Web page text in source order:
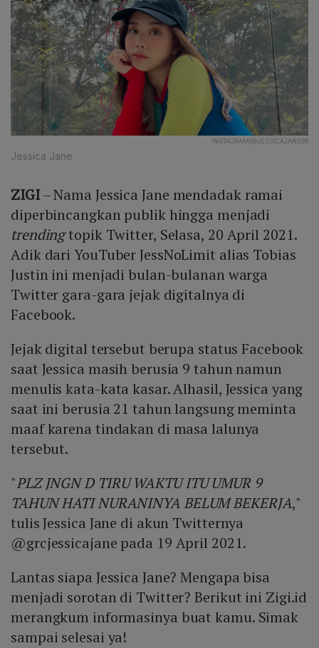
INSTAGRAM/@JESSICAJANE99
Jessica Jane
ZIGI– Nama Jessica Jane mendadak ramai
diperbincangkan publik hingga menjadi
trendingtopik Twitter, Selasa, 20 April 2021.
Adik dari YouTuber JessNoLimit alias Tobias
Justin ini menjadi bulan-bulanan warga
Twitter gara-gara jejak digitalnya di
Facebook.
Jejak digital tersebut berupa status Facebook
saat Jessica masih berusia 9 tahun namun
menulis kata-kata kasar. Alhasil, Jessica yang
saat ini berusia 21 tahun langsung meminta
maaf karena tindakan di masa lalunya
tersebut.
"PLZ JNGN D TIRU WAKTU ITU UMUR 9
TAHUN HATI NURANINYA BELUM BEKERJA,"
tulis Jessica Jane di akun Twitternya
@grcjessicajane pada 19 April 2021.
Lantas siapa Jessica Jane? Mengapa bisa
menjadi sorotan di Twitter? Berikut ini Zigi.id
merangkum informasinya buat kamu. Simak
sampai selesai ya!